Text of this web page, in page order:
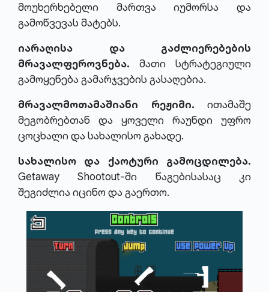
მოუხერხებელი მართვა იუმორსა და
გამოწვევას მატებს.
იარაღისა და გაძლიერებების
მრავალფეროვნება. მათი სტრატეგიული
გამოყენება გამარჯვების გასაღებია.
მრავალმოთამაშიანი რეჟიმი. ითამაშე
მეგობრებთან და ყოველი რაუნდი უფრო
ცოცხალი და სახალისო გახადე.
სახალისო და ქაოტური გამოცდილება.
Getaway Shootout-ში წაგებისასაც კი
შეგიძლია იცინო და გაერთო.